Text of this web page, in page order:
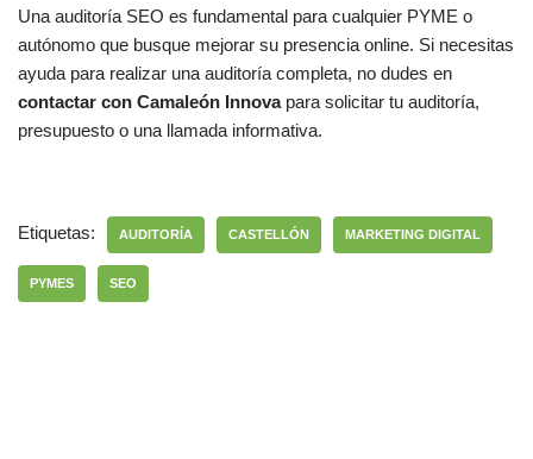
Una auditoría SEO es fundamental para cualquier PYME o
autónomo que busque mejorar su presencia online. Si necesitas
ayuda para realizar una auditoría completa, no dudes en
contactar con Camaleón Innovapara solicitar tu auditoría,
presupuesto o una llamada informativa.
Etiquetas: AUDITORÍA CASTELLÓN MARKETING DIGITAL
PYMES SEO